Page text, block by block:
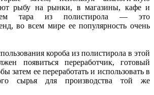
рыбу на рынки, в магазины, кафе и
тара из полистирола — это
во всем мире ее популярность очень
короба из полистирола в этой
появиться переработчик, готовый
затем ее переработать и использовать в
сырья для производства той же